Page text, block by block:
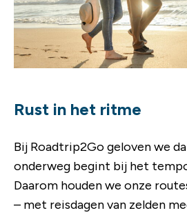
Rust in het ritme
Bij Roadtrip2Go geloven we
onderweg begint bij het
Daarom houden we onze
– met reisdagen van zelden